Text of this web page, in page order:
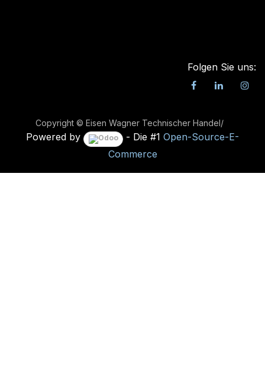
Folgen Sie uns:
Copyright © Eisen Wagner Technischer Handel/
Powered by - Die #1Open-Source-E-
Commerce